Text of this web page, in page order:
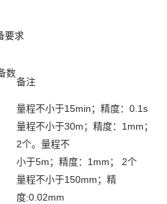
要求
数
备注
量程不小于15min；精度：0.1s
量程不小于30m；精度：1mm；
2个。量程不
小于5m；精度：1mm； 2个
量程不小于150mm；精
度:0.02mm